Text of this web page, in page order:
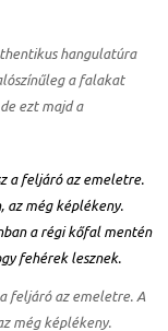
hangulatúra
a falakat
ezt majd a
feljáró az emeletre. A
még képlékeny.